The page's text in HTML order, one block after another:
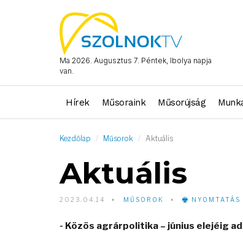
Ma 2026. Augusztus 7. Péntek, Ibolya napja
van.
Hírek Műsoraink Műsorújság
Kezdőlap Műsorok Aktuális
Aktuális
2023.04.14 MŰSOROK NYOMTATÁS
- Közös agrárpolitika – június elejéig